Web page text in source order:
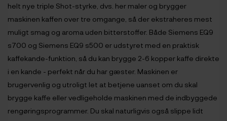
helt nye triple Shot-styrke, dvs. her maler og brygger
maskinen kaffen over tre omgange, så der ekstraheres mest
muligt smag og aroma uden bitterstoffer. Både Siemens EQ9
s700 og Siemens EQ9 s500 er udstyret med en praktisk
kaffekande-funktion, så du kan brygge 2-6 kopper kaffe direkte
i en kande - perfekt når du har gæster. Maskinen er
brugervenlig og utroligt let at betjene uanset om du skal
brygge kaffe eller vedligeholde maskinen med de indbyggede
rengøringsprogrammer. Du skal naturligvis også slippe lidt